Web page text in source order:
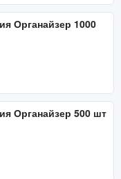
Органайзер 1000
Органайзер 500 шт